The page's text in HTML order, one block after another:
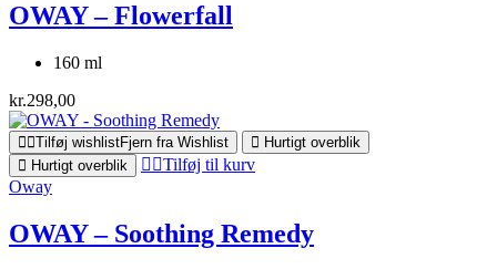
OWAY – Flowerfall
160 ml
kr.298,00
Tilføj wishlistFjern fra Wishlist
Hurtigt overblik
Hurtigt overblik
Tilføj til kurv
Oway
OWAY – Soothing Remedy